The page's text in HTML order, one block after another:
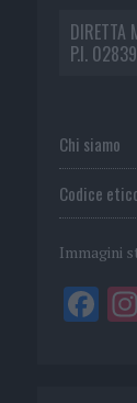
DIRETTA
P.I.
Chi siamo
Codice
Immagini